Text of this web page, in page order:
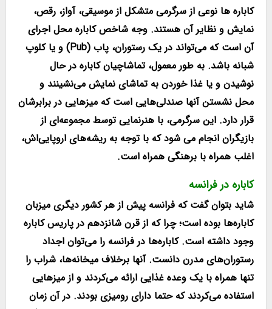
کاباره ها نوعی از سرگرمی متشکل از موسیقی، آواز، رقص،
نمایش و نظایر آن هستند. وجه شاخص کاباره محل اجرای
آن است که می‌تواند در یک رستوران، پاب (Pub) و یا کلوپ
شبانه باشد. به طور معمول، تماشاچیان کاباره در حال
نوشیدن و یا غذا خوردن به تماشای نمایش می‌نشینند و
محل نشستن آنها صندلی‌هایی است که میزهایی در برابرشان
قرار دارد. این سرگرمی، با هنرنمایی توسط مجموعه‌ای از
بازیگران انجام می شود که با توجه به ریشه‌های اروپایی‌اش،
اغلب همراه با برهنگی همراه است.
کاباره در فرانسه
شاید بتوان گفت که فرانسه پیش از هر کشور دیگری میزبان
کاباره‌ها بوده است؛ چرا که از قرن شانزدهم در پاریس کاباره
وجود داشته است. کاباره‌ها در فرانسه را می‌توان اجداد
رستوران‌های مدرن دانست. آنها برخلاف میخانه‌ها، شراب را
تنها همراه با یک وعده غذایی ارائه می‌کردند و از میزهایی
استفاده می‌کردند که حتما دارای رومیزی بودند. در آن زمان